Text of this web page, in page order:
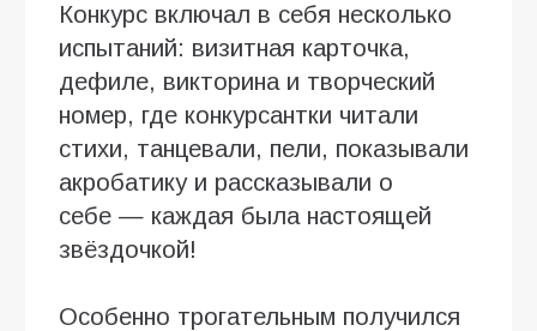
Конкурс включал в себя несколько
испытаний: визитная карточка,
дефиле, викторина и творческий
номер, где конкурсантки читали
стихи, танцевали, пели, показывали
акробатику и рассказывали о
себе — каждая была настоящей
звёздочкой!
Особенно трогательным получился